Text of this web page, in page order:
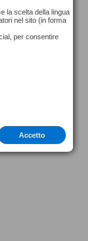
la scelta della lingua
nel sito (in forma
per consentire
Accetto